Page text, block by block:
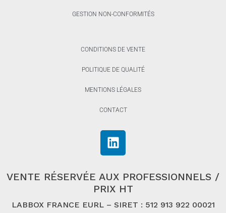
GESTION NON-CONFORMITÉS
CONDITIONS DE VENTE
POLITIQUE DE QUALITÉ
MENTIONS LÉGALES
CONTACT
VENTE RÉSERVÉE AUX PROFESSIONNELS /
PRIX HT
LABBOX FRANCE EURL – SIRET : 512 913 922 00021